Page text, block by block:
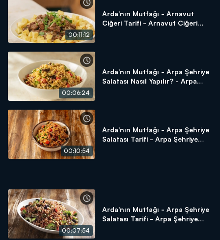
00:11:12
Arda'nın Mutfağı - Arnavut
Ciğeri Tarifi - Arnavut Ciğeri
00:06:24
Arda'nın Mutfağı - Arpa Şehriye
Salatası Nasıl Yapılır? - Arpa
00:10:54
Arda'nın Mutfağı - Arpa Şehriye
Salatası Tarifi - Arpa Şehriye
00:07:54
Arda'nın Mutfağı - Arpa Şehriye
Salatası Tarifi - Arpa Şehriye